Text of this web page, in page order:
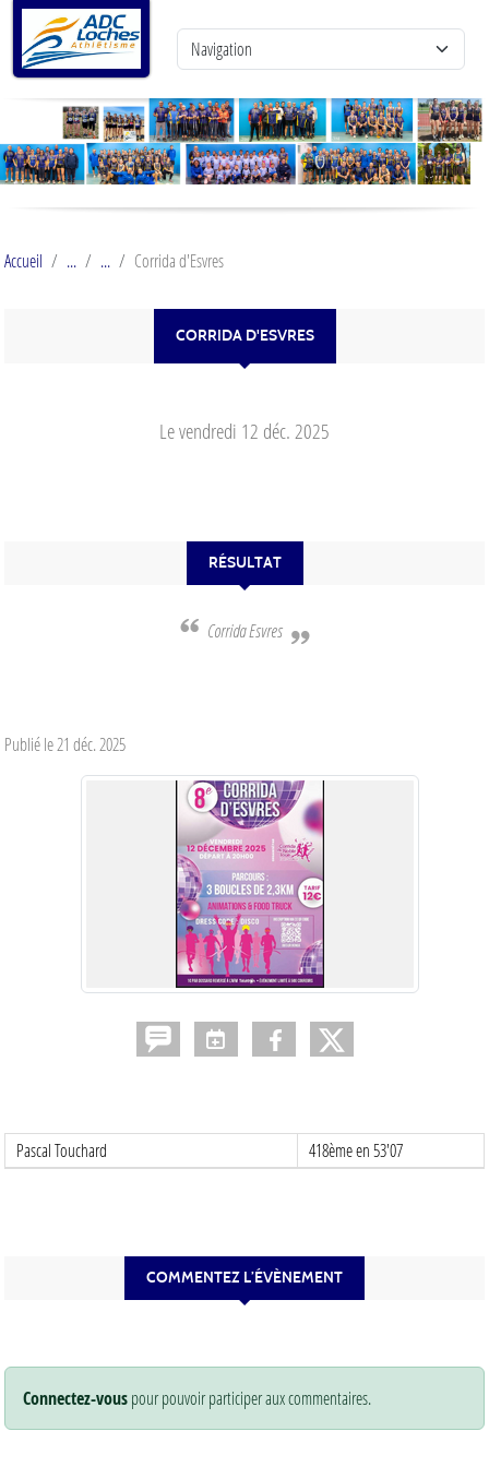
Accueil Corrida d'Esvres
CORRIDA D'ESVRES
Levendredi 12 déc. 2025
RÉSULTAT
Corrida Esvres
Publié le21 déc. 2025
Pascal Touchard 418ème en 53'07
COMMENTEZ L’ÉVÈNEMENT
Connectez-vouspour pouvoir participer aux commentaires.
Panneau de gestion des cookies